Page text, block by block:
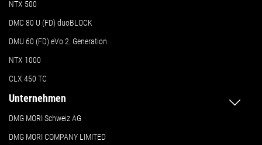
NTX 500
DMC 80 U (FD) duoBLOCK
DMU 60 (FD) eVo 2. Generation
NTX 1000
CLX 450 TC
Unternehmen
DMG MORI Schweiz AG
DMG MORI COMPANY LIMITED